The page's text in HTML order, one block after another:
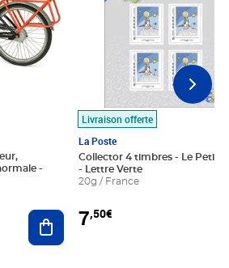
Ajouter au panier
Livraison offerte
La Poste
Collector 4 timbres - Le Petit
- Lettre Verte
20g / France
7,50€